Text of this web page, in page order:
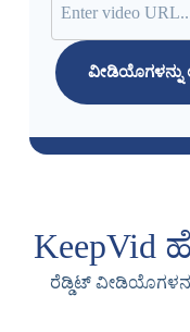
KeepVid
ರೆಡ್ಡಿಟ್